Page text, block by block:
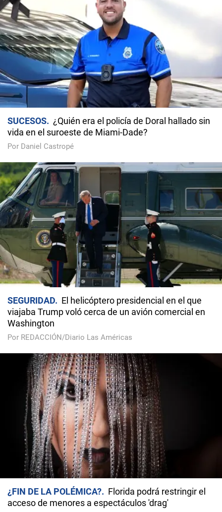
SUCESOS
¿Quién era el policía de Doral hallado sin
vida en el suroeste de Miami-Dade?
Por Daniel Castropé
SEGURIDAD
El helicóptero presidencial en el que
viajaba Trump voló cerca de un avión comercial en
Washington
Por REDACCIÓN/Diario Las Américas
¿FIN DE LA POLÉMICA?
Florida podrá restringir el
acceso de menores a espectáculos 'drag'